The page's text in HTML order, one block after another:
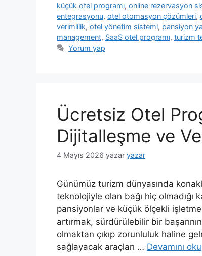
küçük otel programı, online rezervasyon
entegrasyonu, otel otomasyon çözümleri,
verimlilik, otel yönetim sistemi, pansiyon
management, SaaS otel programı, turizm
Yorum yap
Ücretsiz Otel
Dijitalleşme ve
4 Mayıs 2026 yazar yazar
Günümüz turizm dünyasında
teknolojiyle olan bağı hiç
pansiyonlar ve küçük ölçekli
artırmak, sürdürülebilir bir
olmaktan çıkıp zorunluluk haline
sağlayacak araçları … Devamını oku